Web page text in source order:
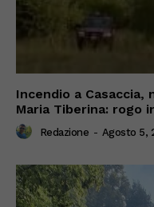
Incendio a Casaccia,
Maria Tiberina: rogo
Redazione - Agosto 5,